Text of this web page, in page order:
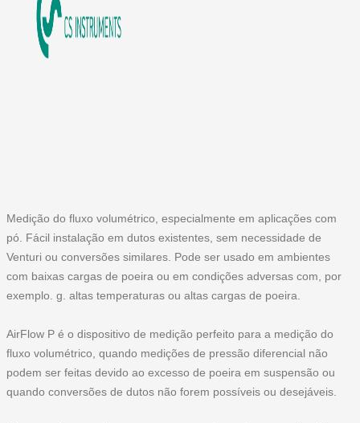
Medição do fluxo volumétrico, especialmente em aplicações com
pó. Fácil instalação em dutos existentes, sem necessidade de
Venturi ou conversões similares. Pode ser usado em ambientes
com baixas cargas de poeira ou em condições adversas com, por
exemplo. g. altas temperaturas ou altas cargas de poeira.
AirFlow P é o dispositivo de medição perfeito para a medição do
fluxo volumétrico, quando medições de pressão diferencial não
podem ser feitas devido ao excesso de poeira em suspensão ou
quando conversões de dutos não forem possíveis ou desejáveis.